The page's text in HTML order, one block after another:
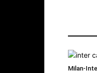
Milan-